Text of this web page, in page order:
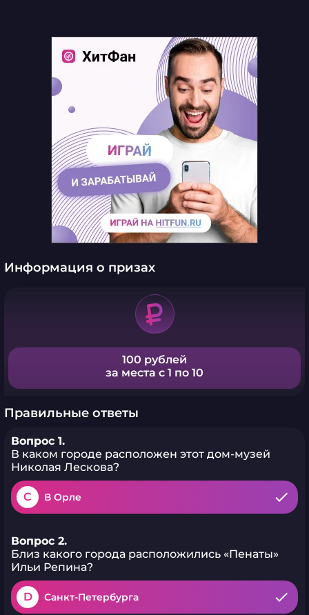
Информация о призах
100 рублей
за места с 1 по 10
Правильные ответы
Вопрос 1.
В каком городе расположен этот дом-музей
Николая Лескова?
C В Орле
Вопрос 2.
Близ какого города расположились «Пенаты»
Ильи Репина?
D Санкт-Петербурга